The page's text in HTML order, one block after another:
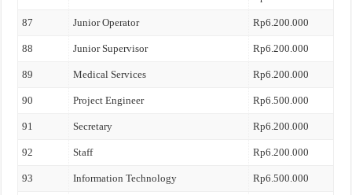
87 Junior Operator Rp6.200.000
88 Junior Supervisor Rp6.200.000
89 Medical Services Rp6.200.000
90 Project Engineer Rp6.500.000
91 Secretary Rp6.200.000
92 Staff Rp6.200.000
93 Information Technology Rp6.500.000